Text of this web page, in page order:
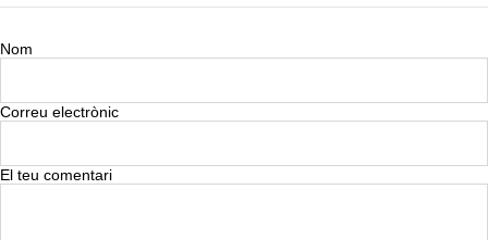
Nom
Correu electrònic
El teu comentari